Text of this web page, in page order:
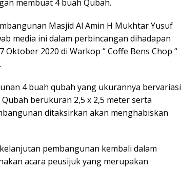
membuat 4 buah Qubah.
Masjid Al Amin H Mukhtar Yusuf
media ini dalam perbincangan dihadapan
Oktober 2020 di Warkop “ Coffe Bens Chop “
4 buah qubah yang ukurannya bervariasi
berukuran 2,5 x 2,5 meter serta
ditaksirkan akan menghabiskan
pembangunan kembali dalam
acara peusijuk yang merupakan